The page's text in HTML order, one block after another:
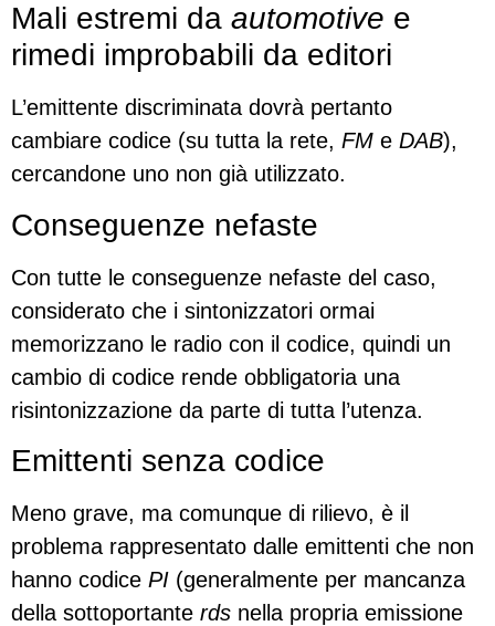
Mali estremi da automotive e
rimedi improbabili da editori
L’emittente discriminata dovrà pertanto
cambiare codice (su tutta la rete, FM e DAB),
cercandone uno non già utilizzato.
Conseguenze nefaste
Con tutte le conseguenze nefaste del caso,
considerato che i sintonizzatori ormai
memorizzano le radio con il codice, quindi un
cambio di codice rende obbligatoria una
risintonizzazione da parte di tutta l’utenza.
Emittenti senza codice
Meno grave, ma comunque di rilievo, è il
problema rappresentato dalle emittenti che non
hanno codice PI (generalmente per mancanza
della sottoportante rds nella propria emissione